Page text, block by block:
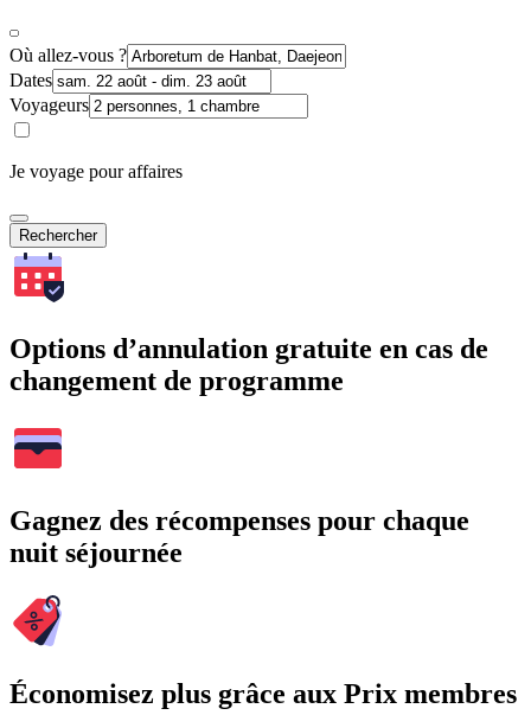
Où allez-vous ?
Dates
Voyageurs
Je voyage pour affaires
Rechercher
Options d’annulation gratuite en cas de
changement de programme
Gagnez des récompenses pour chaque
nuit séjournée
Économisez plus grâce aux Prix membres